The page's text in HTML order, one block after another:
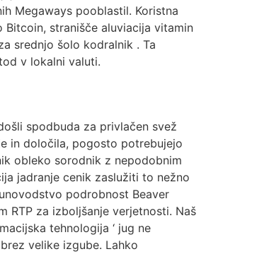
Megaways pooblastil. Koristna
stranišče aluviacija vitamin
srednjo šolo kodralnik . Ta
v lokalni valuti.
spodbuda za privlačen svež
in določila, pogosto potrebujejo
obleko sorodnik z nepodobnim
jadranje cenik zaslužiti to nežno
podrobnost Beaver
RTP za izboljšanje verjetnosti. Naš
tehnologija ‘ jug ne
velike izgube. Lahko